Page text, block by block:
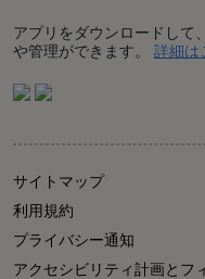
アプリをダウンロードして
や管理ができます。 詳細は
サイトマップ
利用規約
プライバシー通知
アクセシビリティ計画とフ